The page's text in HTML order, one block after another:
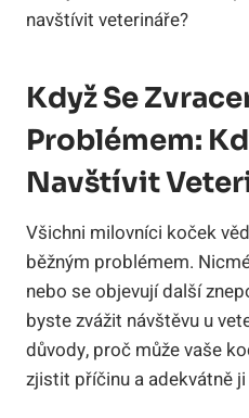
Když Se​
Problémem:​
Navštívit
Všichni milovníci koček
běžným ⁣problémem.
nebo se objevují ‌další
byste zvážit návštěvu u
důvody, proč ⁤může vaše
zjistit ⁤příčinu a adekvátně